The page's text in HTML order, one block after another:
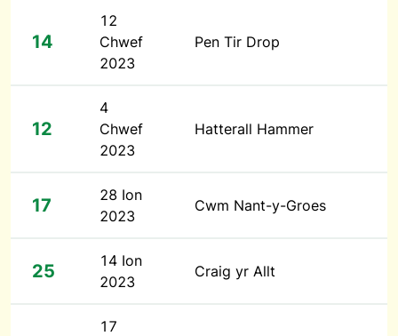
14
12
Chwef
2023
Pen Tir Drop
12
4
Chwef
2023
Hatterall Hammer
17
28 Ion
2023
Cwm Nant-y-Groes
25
14 Ion
2023
Craig yr Allt
17